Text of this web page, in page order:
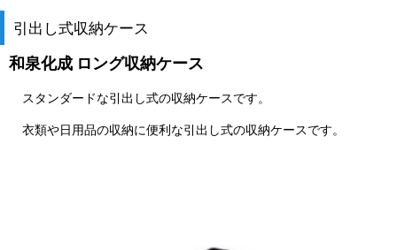
引出し式収納ケース
和泉化成 ロング収納ケース
スタンダードな引出し式の収納ケースです。
衣類や日用品の収納に便利な引出し式の収納ケースです。